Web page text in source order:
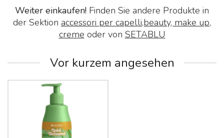
Weiter einkaufen! Finden Sie andere Produkte in
der Sektion accessori per capelli,beauty, make up,
creme oder von SETABLU
Vor kurzem angesehen